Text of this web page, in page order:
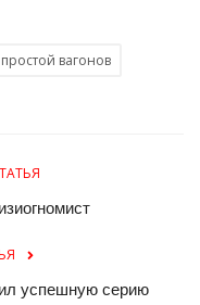
простой вагонов
успешную серию